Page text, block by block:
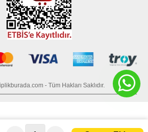
- Tüm Hakları Saklıdır.